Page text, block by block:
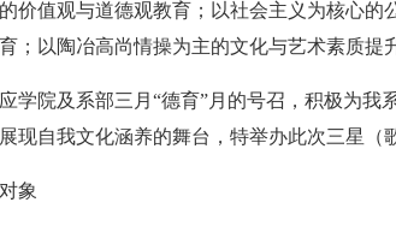
价值观与道德观教育；以社会主义为核心的
；以陶冶高尚情操为主的文化与艺术素质提
学院及系部三月“德育”月的号召，积极为我
现自我文化涵养的舞台，特举办此次三星（
象